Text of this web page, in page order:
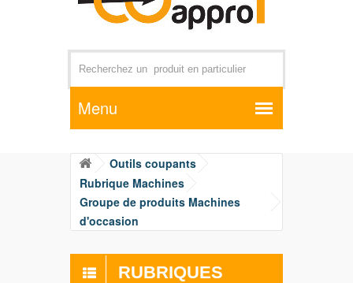
Par exemple +distributeur +CD01
Outils coupants
Rubrique Machines
Groupe de produits Machines
d'occasion
RUBRIQUES